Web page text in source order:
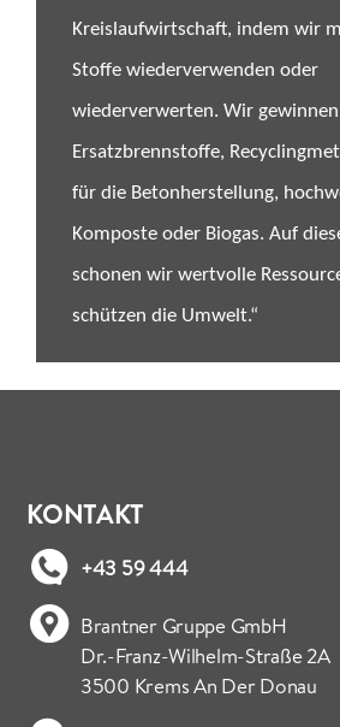
Kreislaufwirtschaft, indem wir
Stoffe wiederverwenden oder
wiederverwerten. Wir
Ersatzbrennstoffe,
für die Betonherstellung,
Komposte oder Biogas. Auf
schonen wir wertvolle
schützen die Umwelt.“
KONTAKT
+43 59 444
Brantner Gruppe GmbH
Dr.-Franz-Wilhelm-Straße 2A
3500 Krems An Der Donau